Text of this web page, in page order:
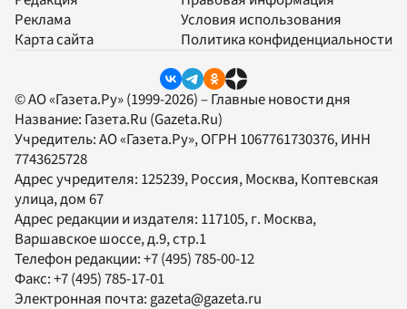
Реклама
Карта сайта
Условия использования
Политика конфиденциальности
© АО «Газета.Ру» (1999-2026) – Главные новости дня
Название: Газета.Ru (Gazeta.Ru)
Учредитель:АО «Газета.Ру», ОГРН 1067761730376, ИНН
7743625728
Адрес учредителя: 125239, Россия, Москва, Коптевская
улица, дом 67
Адрес редакции и издателя: 117105, г. Москва,
Варшавское шоссе, д.9, стр.1
Телефон редакции:+7 (495) 785-00-12
Факс:+7 (495) 785-17-01
Электронная почта:gazeta@gazeta.ru